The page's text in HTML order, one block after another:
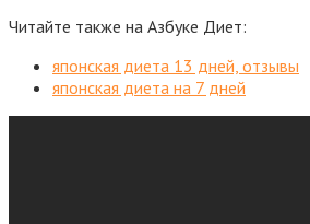
Читайте также на Азбуке Диет:
японская диета 13 дней, отзывы
японская диета на 7 дней